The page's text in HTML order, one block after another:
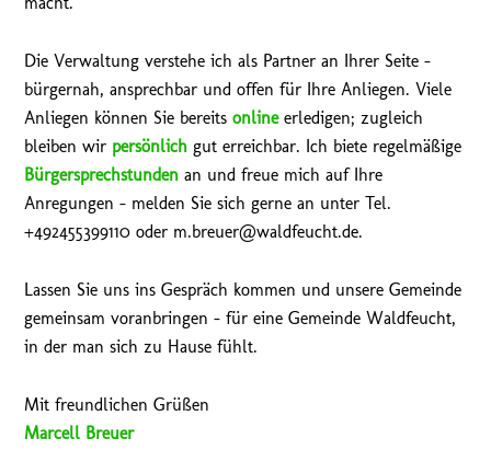
Die Verwaltung verstehe ich als Partner an Ihrer Seite –
bürgernah, ansprechbar und offen für Ihre Anliegen. Viele
Anliegen können Sie bereitsonlineerledigen; zugleich
bleiben wir persönlich gut erreichbar. Ich biete regelmäßige
Bürgersprechstunden an und freue mich auf Ihre
Anregungen – melden Sie sich gerne an unter Tel.
+492455399110 oder m.breuer@waldfeucht.de.
Lassen Sie uns ins Gespräch kommen und unsere Gemeinde
gemeinsam voranbringen – für eine Gemeinde Waldfeucht,
in der man sich zu Hause fühlt.
Mit freundlichen Grüßen
Marcell Breuer